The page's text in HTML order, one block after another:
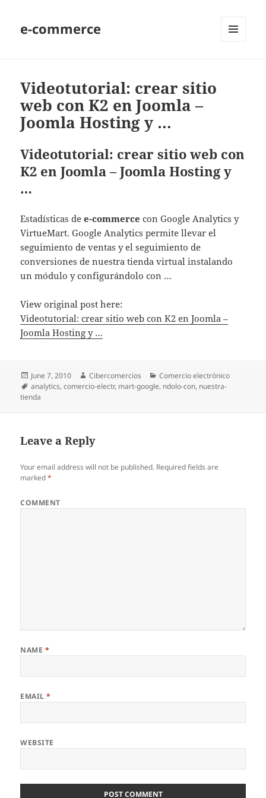
e-commerce
Videotutorial: crear sitio
web con K2 en Joomla –
Joomla Hosting y …
Videotutorial: crear sitio web con
K2 en Joomla – Joomla Hosting y
…
Estadísticas dee-commerce con Google Analytics y
VirtueMart. Google Analytics permite llevar el
seguimiento de ventas y el seguimiento de
conversiones de nuestra tienda virtual instalando
un módulo y configurándolo con …
View original post here:
Videotutorial: crear sitio web con K2 en Joomla –
Joomla Hosting y …
Posted
on
June 7, 2010 Author
Cibercomercios Categories
Comercio electrónico
Tags
analytics,comercio-electr, mart-google, ndolo-con, nuestra-
tienda
Leave a Reply
Your email address will not be published. Required fields are
marked*
COMMENT
NAME *
EMAIL*
WEBSITE